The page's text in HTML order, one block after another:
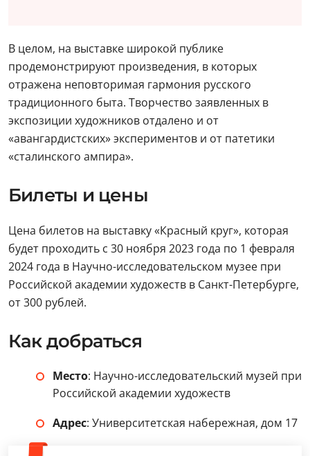
В целом, на выставке широкой публике
продемонстрируют произведения, в которых
отражена неповторимая гармония русского
традиционного быта. Творчество заявленных в
экспозиции художников отдалено и от
«авангардистских» экспериментов и от патетики
«сталинского ампира».
Билеты и цены
Цена билетов на выставку «Красный круг», которая
будет проходить с 30 ноября 2023 года по 1 февраля
2024 года в Научно-исследовательском музее при
Российской академии художеств в Санкт-Петербурге,
от 300 рублей.
Как добраться
Место: Научно-исследовательский музей при
Российской академии художеств
Адрес: Университетская набережная, дом 17